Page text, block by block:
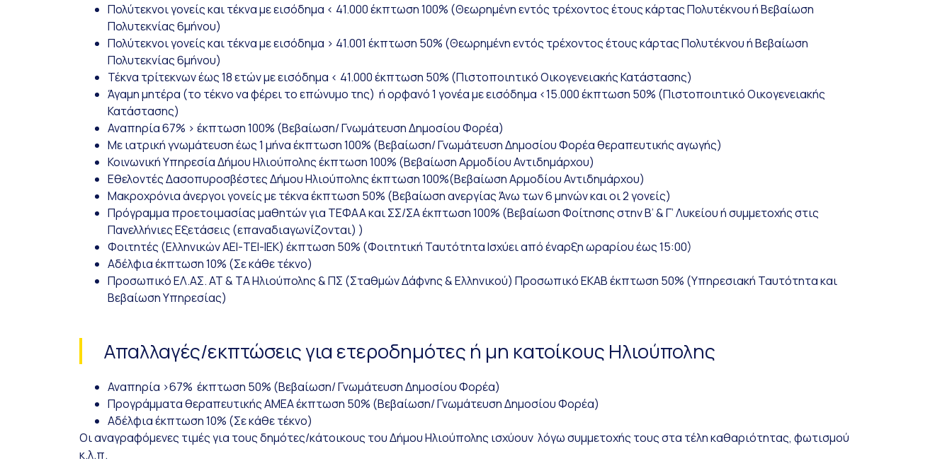
Πολύτεκνοι γονείς και τέκνα με εισόδημα < 41.000 έκπτωση 100% (Θεωρημένη εντός τρέχοντος έτους κάρτας Πολυτέκνου ή Βεβαίωση
Πολυτεκνίας 6μήνου)
Πολύτεκνοι γονείς και τέκνα με εισόδημα > 41.001 έκπτωση 50% (Θεωρημένη εντός τρέχοντος έτους κάρτας Πολυτέκνου ή Βεβαίωση
Πολυτεκνίας 6μήνου)
Τέκνα τρίτεκνων έως 18 ετών με εισόδημα < 41.000 έκπτωση 50% (Πιστοποιητικό Οικογενειακής Κατάστασης)
Άγαμη μητέρα (το τέκνο να φέρει το επώνυμο της) ή ορφανό 1 γονέα με εισόδημα <15.000 έκπτωση 50% (Πιστοποιητικό Οικογενειακής
Κατάστασης)
Αναπηρία 67% > έκπτωση 100% (Βεβαίωση/ Γνωμάτευση Δημοσίου Φορέα)
Με ιατρική γνωμάτευση έως 1 μήνα έκπτωση 100% (Βεβαίωση/ Γνωμάτευση Δημοσίου Φορέα θεραπευτικής αγωγής)
Κοινωνική Υπηρεσία Δήμου Ηλιούπολης έκπτωση 100% (Βεβαίωση Αρμοδίου Αντιδημάρχου)
Εθελοντές Δασοπυροσβέστες Δήμου Ηλιούπολης έκπτωση 100%(Βεβαίωση Αρμοδίου Αντιδημάρχου)
Μακροχρόνια άνεργοι γονείς με τέκνα έκπτωση 50% (Βεβαίωση ανεργίας Άνω των 6 μηνών και οι 2 γονείς)
Πρόγραμμα προετοιμασίας μαθητών για ΤΕΦΑΑ και ΣΣ/ΣΑ έκπτωση 100% (Βεβαίωση Φοίτησης στην Β’ & Γ’ Λυκείου ή συμμετοχής στις
Πανελλήνιες Εξετάσεις (επαναδιαγωνίζονται) )
Φοιτητές (Ελληνικών ΑΕΙ-ΤΕΙ-ΙΕΚ) έκπτωση 50% (Φοιτητική Ταυτότητα Ισχύει από έναρξη ωραρίου έως 15:00)
Αδέλφια έκπτωση 10% (Σε κάθε τέκνο)
Προσωπικό ΕΛ.ΑΣ. ΑΤ & ΤΑ Ηλιούπολης & ΠΣ (Σταθμών Δάφνης & Ελληνικού) Προσωπικό ΕΚΑΒ έκπτωση 50% (Υπηρεσιακή Ταυτότητα και
Βεβαίωση Υπηρεσίας)
Απαλλαγές/εκπτώσεις για ετεροδημότες ή μη κατοίκους Ηλιούπολης
Αναπηρία >67% έκπτωση 50% (Βεβαίωση/ Γνωμάτευση Δημοσίου Φορέα)
Προγράμματα θεραπευτικής ΑΜΕΑ έκπτωση 50% (Βεβαίωση/ Γνωμάτευση Δημοσίου Φορέα)
Αδέλφια έκπτωση 10% (Σε κάθε τέκνο)
Οι αναγραφόμενες τιμές για τους δημότες/κάτοικους του Δήμου Ηλιούπολης ισχύουν λόγω συμμετοχής τους στα τέλη καθαριότητας, φωτισμού
κ.λ.π.